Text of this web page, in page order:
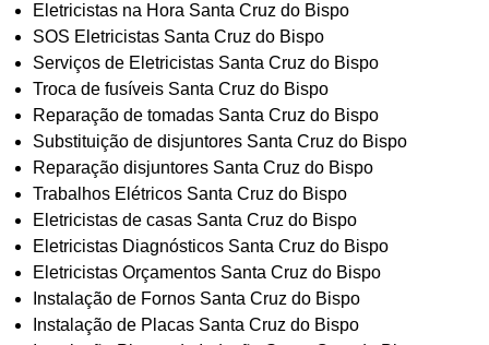
Eletricistas na Hora Santa Cruz do Bispo
SOS Eletricistas Santa Cruz do Bispo
Serviços de Eletricistas Santa Cruz do Bispo
Troca de fusíveis Santa Cruz do Bispo
Reparação de tomadas Santa Cruz do Bispo
Substituição de disjuntores Santa Cruz do Bispo
Reparação disjuntores Santa Cruz do Bispo
Trabalhos Elétricos Santa Cruz do Bispo
Eletricistas de casas Santa Cruz do Bispo
Eletricistas Diagnósticos Santa Cruz do Bispo
Eletricistas Orçamentos Santa Cruz do Bispo
Instalação de Fornos Santa Cruz do Bispo
Instalação de Placas Santa Cruz do Bispo